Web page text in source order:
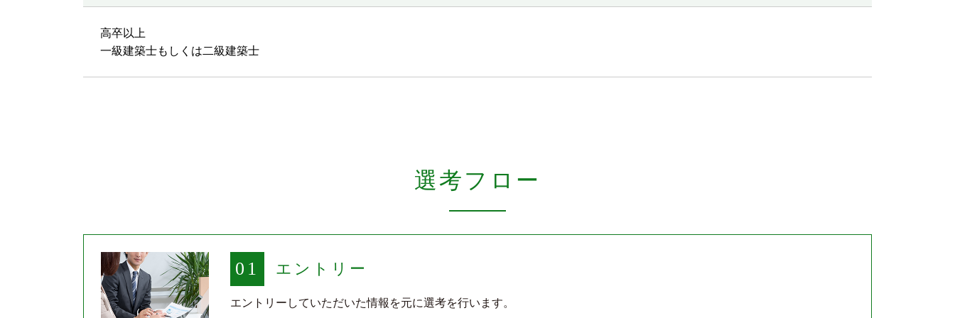
高卒以上
一級建築士もしくは二級建築士
選考フロー
01 エントリー
エントリーしていただいた情報を元に選考を行います。